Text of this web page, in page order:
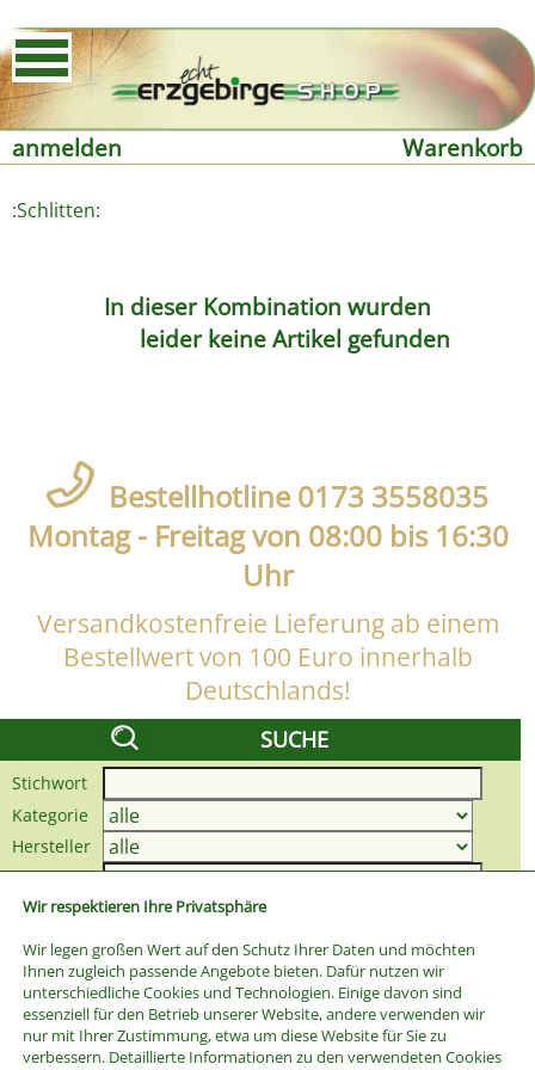
Wir respektieren Ihre Privatsphäre
Wir legen großen Wert auf den Schutz Ihrer Daten und möchten
Ihnen zugleich passende Angebote bieten. Dafür nutzen wir
unterschiedliche Cookies und Technologien. Einige davon sind
essenziell für den Betrieb unserer Website, andere verwenden wir
nur mit Ihrer Zustimmung, etwa um diese Website für Sie zu
verbessern. Detaillierte Informationen zu den verwendeten Cookies
anmelden Warenkorb
:Schlitten:
In dieser Kombination wurden
leider keine Artikel gefunden
Bestellhotline 0173 3558035
Montag - Freitag von 08:00 bis 16:30
Uhr
Versandkostenfreie Lieferung ab einem
Bestellwert von 100 Euro innerhalb
Deutschlands!
SUCHE
Stichwort
Kategorie
Hersteller
Preis bis